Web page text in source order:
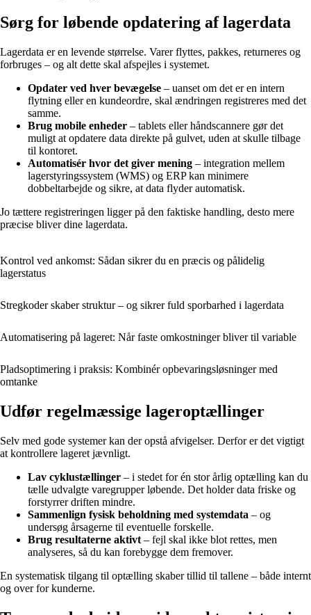
Sørg for løbende opdatering af lagerdata
Lagerdata er en levende størrelse. Varer flyttes, pakkes, returneres og
forbruges – og alt dette skal afspejles i systemet.
Opdater ved hver bevægelse – uanset om det er en intern
flytning eller en kundeordre, skal ændringen registreres med det
samme.
Brug mobile enheder – tablets eller håndscannere gør det
muligt at opdatere data direkte på gulvet, uden at skulle tilbage
til kontoret.
Automatisér hvor det giver mening – integration mellem
lagerstyringssystem (WMS) og ERP kan minimere
dobbeltarbejde og sikre, at data flyder automatisk.
Jo tættere registreringen ligger på den faktiske handling, desto mere
præcise bliver dine lagerdata.
Kontrol ved ankomst: Sådan sikrer du en præcis og pålidelig
lagerstatus
Stregkoder skaber struktur – og sikrer fuld sporbarhed i lagerdata
Automatisering på lageret: Når faste omkostninger bliver til variable
Pladsoptimering i praksis: Kombinér opbevaringsløsninger med
omtanke
Udfør regelmæssige lageroptællinger
Selv med gode systemer kan der opstå afvigelser. Derfor er det vigtigt
at kontrollere lageret jævnligt.
Lav cyklustællinger – i stedet for én stor årlig optælling kan du
tælle udvalgte varegrupper løbende. Det holder data friske og
forstyrrer driften mindre.
Sammenlign fysisk beholdning med systemdata – og
undersøg årsagerne til eventuelle forskelle.
Brug resultaterne aktivt – fejl skal ikke blot rettes, men
analyseres, så du kan forebygge dem fremover.
En systematisk tilgang til optælling skaber tillid til tallene – både internt
og over for kunderne.